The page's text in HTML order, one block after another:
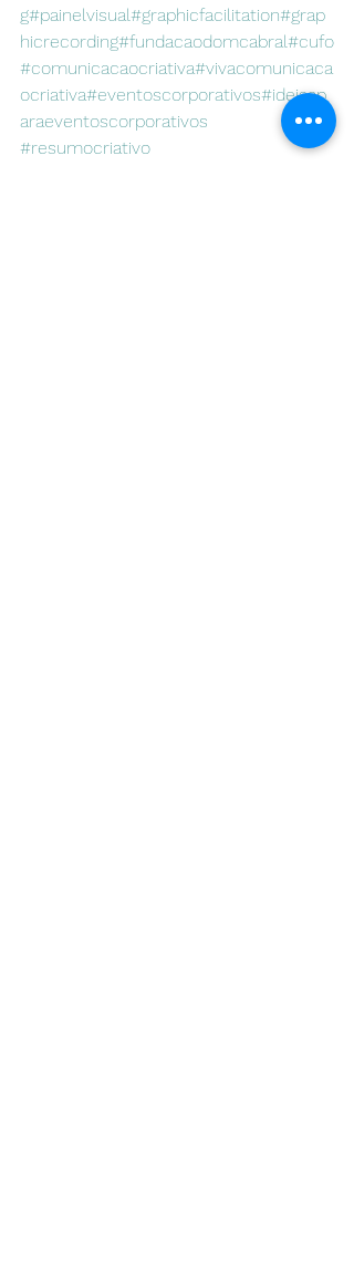
g#painelvisual#graphicfacilitation#grap
hicrecording#fundacaodomcabral#cufo
#comunicacaocriativa#vivacomunicaca
ocriativa#eventoscorporativos#ideiasp
araeventoscorporativos
#resumocriativo